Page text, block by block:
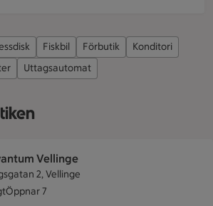
Fiskbil Förbutik
Konditori
Uttagsautomat
Vellinge
2, Vellinge
Vellinge har stängt, öppnar
Öppnar 7